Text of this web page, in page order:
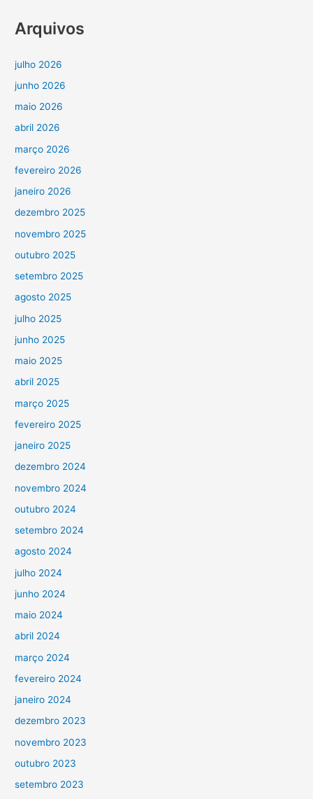
Arquivos
julho 2026
junho 2026
maio 2026
abril 2026
março 2026
fevereiro 2026
janeiro 2026
dezembro 2025
novembro 2025
outubro 2025
setembro 2025
agosto 2025
julho 2025
junho 2025
maio 2025
abril 2025
março 2025
fevereiro 2025
janeiro 2025
dezembro 2024
novembro 2024
outubro 2024
setembro 2024
agosto 2024
julho 2024
junho 2024
maio 2024
abril 2024
março 2024
fevereiro 2024
janeiro 2024
dezembro 2023
novembro 2023
outubro 2023
setembro 2023